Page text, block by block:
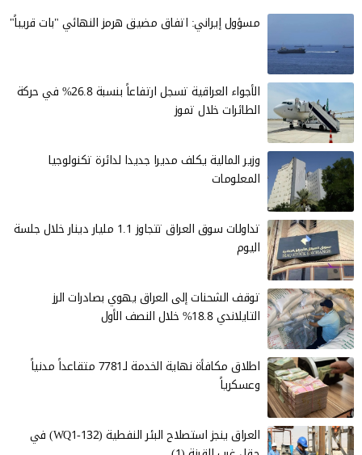
مسؤول إيراني: اتفاق مضيق هرمز النهائي "بات قريباً"
الأجواء العراقية تسجل ارتفاعاً بنسبة 26.8% في حركة
الطائرات خلال تموز
وزير المالية يكلف مديرا جديدا لدائرة تكنولوجيا
المعلومات
تداولات سوق العراق تتجاوز 1.1 مليار دينار خلال جلسة
اليوم
توقف الشحنات إلى العراق يهوي بصادرات الرز
التايلاندي 18.8% خلال النصف الأول
اطلاق مكافأة نهاية الخدمة لـ7781 متقاعداً مدنياً
وعسكرياً
العراق ينجز استصلاح البئر النفطية (WQ1-132) في